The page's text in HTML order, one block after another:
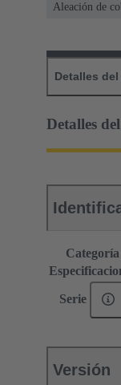
Aleación de
Detalles
Detalles
Categoría
Serie
Versión